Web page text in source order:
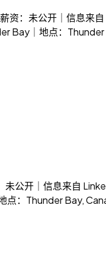
：未公开｜信息来
Bay｜地点：
公开｜信息来自
点：Thunder Bay,